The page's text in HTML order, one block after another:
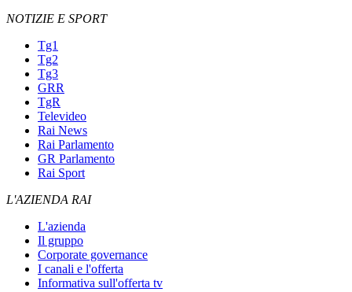
NOTIZIE E SPORT
Tg1
Tg2
Tg3
GRR
TgR
Televideo
Rai News
Rai Parlamento
GR Parlamento
Rai Sport
L'AZIENDA RAI
L'azienda
Il gruppo
Corporate governance
I canali e l'offerta
Informativa sull'offerta tv